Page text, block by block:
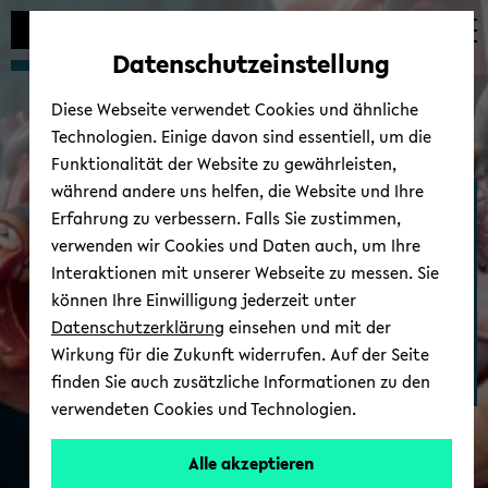
Automatische
vermeiden
zum
wechseln
zum
wechseln
zum
wechseln
Stu­di­um Me­di­zin
Datenschutzeinstellung
Diese Webseite verwendet Cookies und ähnliche
Technologien. Einige davon sind essentiell, um die
Funktionalität der Website zu gewährleisten,
während andere uns helfen, die Website und Ihre
Erfahrung zu verbessern. Falls Sie zustimmen,
verwenden wir Cookies und Daten auch, um Ihre
Interaktionen mit unserer Webseite zu messen. Sie
können Ihre Einwilligung jederzeit unter
Datenschutzerklärung einsehen und mit der
Wirkung für die Zukunft widerrufen. Auf der Seite
finden Sie auch zusätzliche Informationen zu den
verwendeten Cookies und Technologien.
Alle akzeptieren